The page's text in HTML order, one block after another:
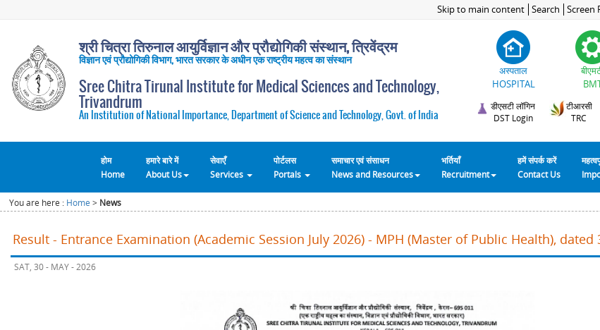
Skip to main content Search Screen
श्री चित्रा तिरुनाल आयुर्विज्ञान और प्रौद्योगिकी संस्थान, त्रिवेंद्रम
विज्ञान एवं प्रौद्योगिकी विभाग, भारत सरकार के अधीन एक राष्ट्रीय महत्व का संस्थान
Sree Chitra Tirunal Institute for Medical Sciences and Technology,
Trivandrum
An Institution of National Importance, Department of Science and Technology, Govt. of India
अस्पताल
HOSPITAL
डीएसटी लॉगिन
DST Login
टीआरसी
TRC
होम
Home
हमारे बारे में
About Us
सेवाएँ
Services
पोर्टलस
Portals
समाचार एवं संसाधन
News and Resources
भर्तियाँ
Recruitment
हमें संपर्क करें
Contact Us
You are here : Home > News
Result - Entrance Examination (Academic Session July 2026) - MPH (Master of Public Health), dated
SAT, 30 - MAY - 2026